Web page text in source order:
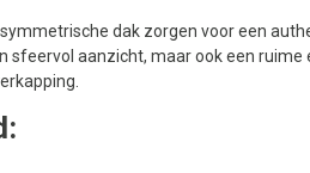
dak zorgen voor een
sfeervol aanzicht, maar ook een